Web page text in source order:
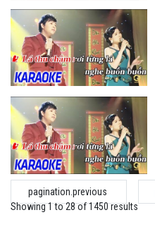
pagination.previous
Showing1to28of1450results